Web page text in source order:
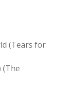
(Tears for
(The